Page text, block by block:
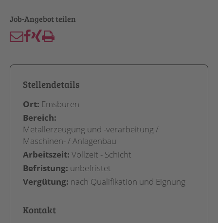
Stellendetails
Ort: Emsbüren
Bereich:
Metallerzeugung und -verarbeitung /
Maschinen- / Anlagenbau
Arbeitszeit: Vollzeit - Schicht
Befristung: unbefristet
Vergütung: nach Qualifikation und Eignung
Kontakt